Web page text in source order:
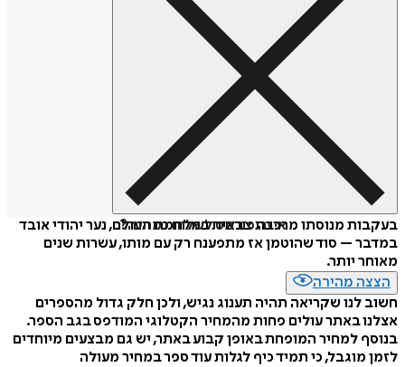
איזה פורמט לשלוח כמתנה?
בעקבות מנוסתו מרכבת צבאית במלחמת העולם, נער יהודי אובד
במדבר – סוד שהוטמן אז מתפענח רק עם מותו, עשרות שנים
מאוחר יותר.
הצצה מהירה
חשוב לנו שקריאה תהיה תענוג נגיש, ולכן חלק גדול מהספרים
אצלנו באתר עולים פחות מהמחיר הקטלוגי המודפס בגב הספר.
בנוסף למחיר המופחת באופן קבוע באתר, יש גם מבצעים מיוחדים
לזמן מוגבל, כי תמיד כיף לגלות עוד ספר במחיר מעולה